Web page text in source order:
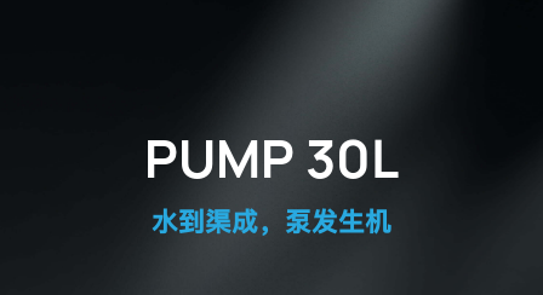
PUMP 30L
水到渠成，泵发生机